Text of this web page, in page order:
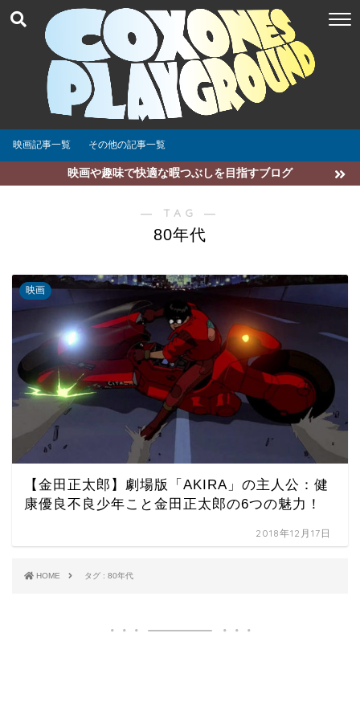
映画記事一覧 その他の記事一覧
映画や趣味で快適な暇つぶしを目指すブログ
― TAG ―
80年代
映画
【金田正太郎】劇場版「AKIRA」の主人公：健
康優良不良少年こと金田正太郎の6つの魅力！
2018年12月17日
HOME タグ : 80年代